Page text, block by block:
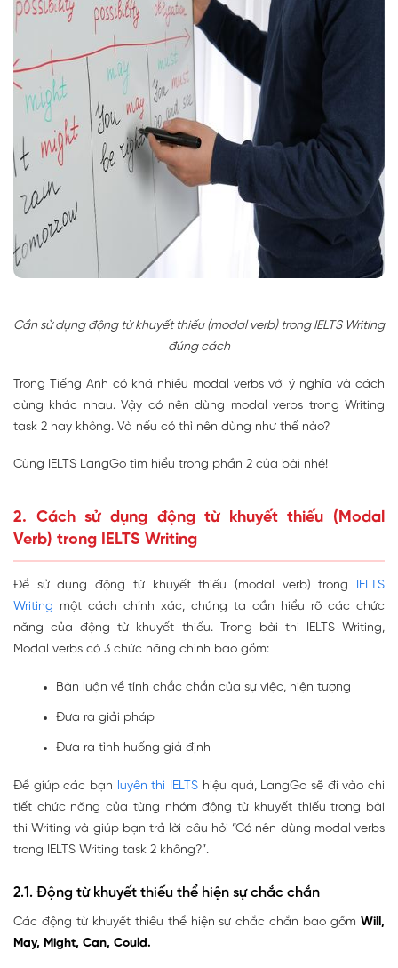
Cần sử dụng động từ khuyết thiếu (modal verb) trong IELTS Writing
đúng cách
Trong Tiếng Anh có khá nhiều modal verbs với ý nghĩa và cách
dùng khác nhau. Vậy có nên dùng modal verbs trong Writing
task 2 hay không. Và nếu có thì nên dùng như thế nào?
Cùng IELTS LangGo tìm hiểu trong phần 2 của bài nhé!
2. Cách sử dụng động từ khuyết thiếu (Modal
Verb) trong IELTS Writing
Để sử dụng động từ khuyết thiếu (modal verb) trong IELTS
Writing một cách chính xác, chúng ta cần hiểu rõ các chức
năng của động từ khuyết thiếu. Trong bài thi IELTS Writing,
Modal verbs có 3 chức năng chính bao gồm:
Bàn luận về tính chắc chắn của sự việc, hiện tượng
Đưa ra giải pháp
Đưa ra tình huống giả định
Để giúp các bạn luyên thi IELTS hiệu quả, LangGo sẽ đi vào chi
tiết chức năng của từng nhóm động từ khuyết thiếu trong bài
thi Writing và giúp bạn trả lời câu hỏi “Có nên dùng modal verbs
trong IELTS Writing task 2 không?”.
2.1. Động từ khuyết thiếu thể hiện sự chắc chắn
Các động từ khuyết thiếu thể hiện sự chắc chắn bao gồm Will,
May, Might, Can, Could.